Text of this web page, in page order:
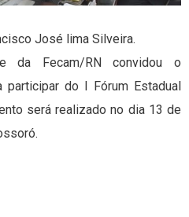
José lima Silveira.
da Fecam/RN convidou o
participar do I Fórum Estadual
será realizado no dia 13 de